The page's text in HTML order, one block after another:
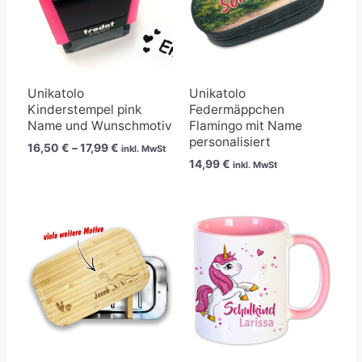
Unikatolo
Kinderstempel pink
Name und Wunschmotiv
16,50 € –17,99€ inkl. MwSt
Unikatolo
Federmäppchen
Flamingo mit Name
personalisiert
14,99€ inkl. MwSt
23,90 €
bis
33,50 €